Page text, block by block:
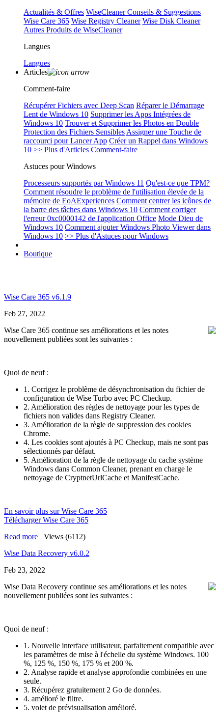
Actualités & Offres WiseCleaner Conseils & Suggestions
Wise Care 365 Wise Registry Cleaner Wise Disk Cleaner
Autres Produits de WiseCleaner
Langues
Langues
Articles
Comment-faire
Récupérer Fichiers avec Deep Scan Réparer le Démarrage
Lent de Windows 10 Supprimer les Apps Intégrées de
Windows 10 Trouver et Supprimer les Photos en Double
Protection des Fichiers Sensibles Assigner une Touche de
raccourci pour Lancer App Créer un Rappel dans Windows
10 >> Plus d'Articles Comment-faire
Astuces pour Windows
Processeurs supportés par Windows 11 Qu'est-ce que TPM?
Comment résoudre le problème de l'utilisation élevée de la
mémoire de EoAExperiences Comment centrer les icônes de
la barre des tâches dans Windows 10 Comment corriger
l'erreur 0xc0000142 de l'application Office Mode Dieu de
Windows 10 Comment ajouter Windows Photo Viewer dans
Windows 10 >> Plus d'Astuces pour Windows
Boutique
Wise Care 365 v6.1.9
Feb 27, 2022
Wise Care 365 continue ses améliorations et les notes
nouvellement publiées sont les suivantes :
Quoi de neuf :
1. Corrigez le problème de désynchronisation du fichier de
configuration de Wise Turbo avec PC Checkup.
2. Amélioration des règles de nettoyage pour les types de
fichiers non valides dans Registry Cleaner.
3. Amélioration de la règle de suppression des cookies
Chrome.
4. Les cookies sont ajoutés à PC Checkup, mais ne sont pas
sélectionnés par défaut.
5. Amélioration de la règle de nettoyage du cache système
Windows dans Common Cleaner, prenant en charge le
nettoyage de CryptnetUrlCache et ManifestCache.
En savoir plus sur Wise Care 365
Télécharger Wise Care 365
Read more | Views (6112)
Wise Data Recovery v6.0.2
Feb 23, 2022
Wise Data Recovery continue ses améliorations et les notes
nouvellement publiées sont les suivantes :
Quoi de neuf :
1. Nouvelle interface utilisateur, parfaitement compatible avec
les paramètres de mise à l'échelle du système Windows. 100
%, 125 %, 150 %, 175 % et 200 %.
2. Analyse rapide et analyse approfondie combinées en une
seule.
3. Récupérez gratuitement 2 Go de données.
4. amélioré le filtre.
5. volet de prévisualisation amélioré.